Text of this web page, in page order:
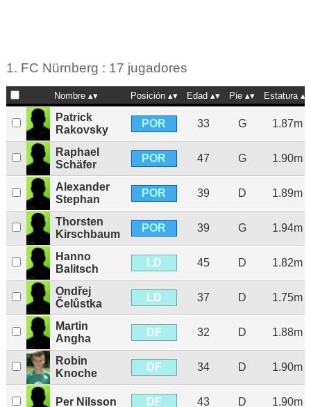
1. FC Nürnberg : 17 jugadores
Nombre Posición Edad Pie Estatura
Patrick
Rakovsky
POR 33 G 1.87m
Raphael
Schäfer
POR 47 G 1.90m
Alexander
Stephan
POR 39 D 1.89m
Thorsten
Kirschbaum
POR 39 G 1.94m
Hanno
Balitsch
LD 45 D 1.82m
Ondřej
Čelůstka
LD 37 D 1.75m
Martin
Angha
DF 32 D 1.88m
Robin
Knoche
DF 34 D 1.90m
Per Nilsson DF 43 D 1.90m